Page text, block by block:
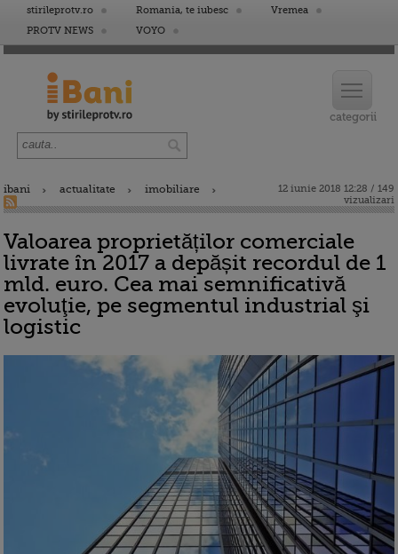
stirileprotv.ro Romania, te iubesc
Vremea
PROTV NEWS
VOYO
ibani actualitate imobiliare
12 iunie 2018 12:28 / 149
vizualizari
Valoarea proprietăților comerciale
livrate în 2017 a depășit recordul de 1
mld. euro. Cea mai semnificativă
evoluţie, pe segmentul industrial şi
logistic